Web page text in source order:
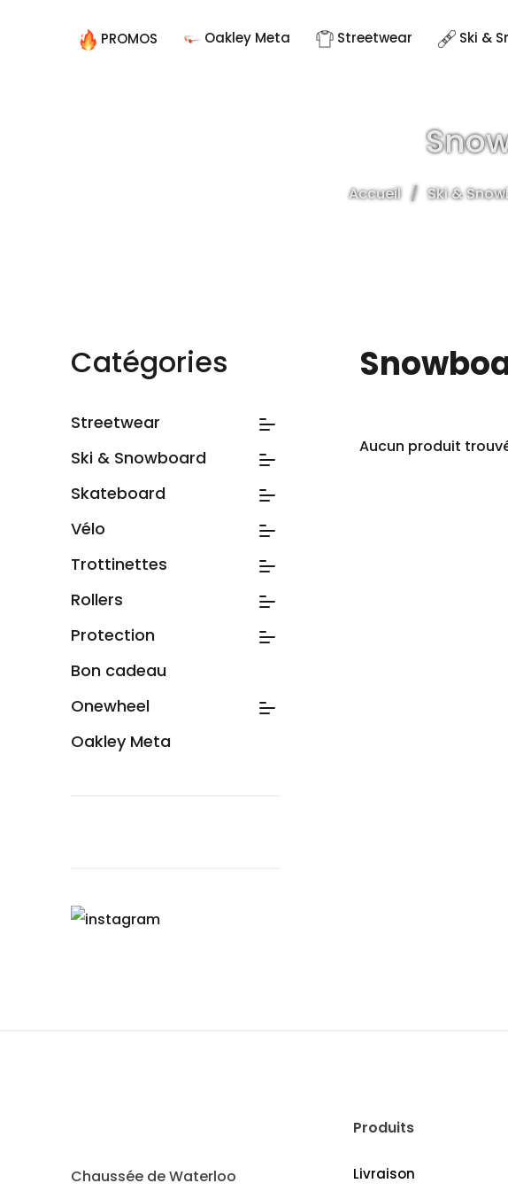
PROMOS Oakley Meta Streetwear Ski &
Accueil Ski &
Catégories
Streetwear
Ski & Snowboard
Skateboard
Vélo
Trottinettes
Rollers
Protection
Bon cadeau
Onewheel
Oakley Meta
Aucun produit
Chaussée de Waterloo
Produits
Livraison